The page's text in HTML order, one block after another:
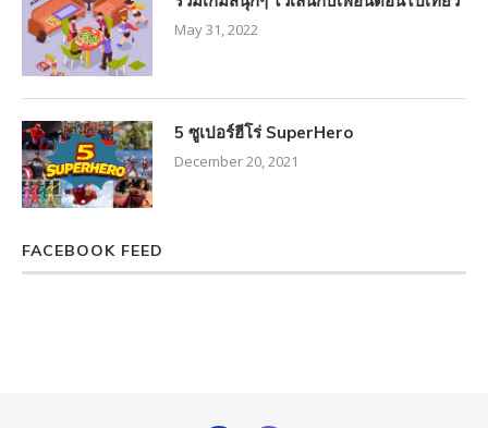
May 31, 2022
5 ซูเปอร์ฮีโร่ SuperHero
December 20, 2021
FACEBOOK FEED